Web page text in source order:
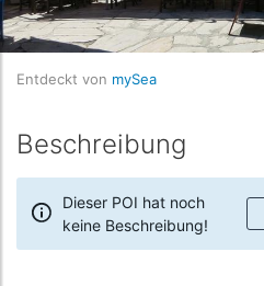
Entdeckt von mySea
Beschreibung
Dieser POI hat noch
keine Beschreibung!